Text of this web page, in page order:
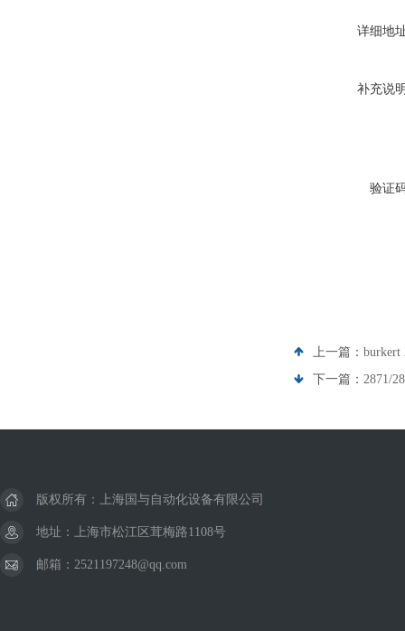
详细地
补充说
验证
上一篇： burkert
下一篇： 2871/
版权所有：上海国与自动化设备有限公司
地址：上海市松江区茸梅路1108号
邮箱：2521197248@qq.com